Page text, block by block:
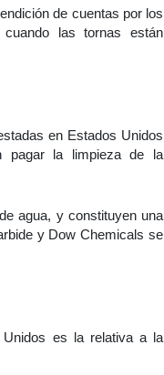
de cuentas por los
las tornas están
en Estados Unidos
pagar la limpieza de la
agua, y constituyen una
y Dow Chemicals se
es la relativa a la